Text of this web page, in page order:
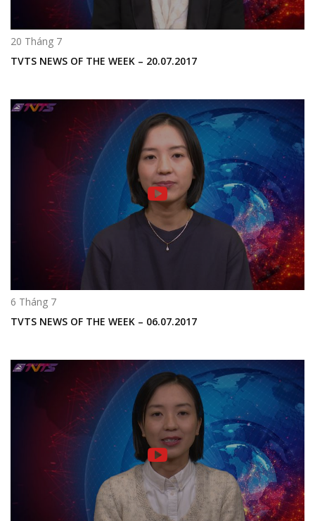
20 Tháng 7
TVTS NEWS OF THE WEEK – 20.07.2017
6 Tháng 7
TVTS NEWS OF THE WEEK – 06.07.2017